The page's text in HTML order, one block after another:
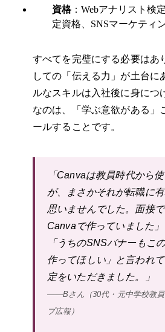
資格：Webアナリスト検
定資格、SNSマーケティ
すべてを完璧にする必要はあ
しての「伝える力」が土台に
ルなスキルは入社後に身につ
なのは、「学ぶ意欲がある」
ールすることです。
「Canvaは教員時代から
が、まさかそれが転職に
思いませんでした。面接
Canvaで作っていました」
「うちのSNSバナーもこ
作ってほしい」と言われ
定をいただきました。」
——Bさん（30代・元中学校教
プ広報）